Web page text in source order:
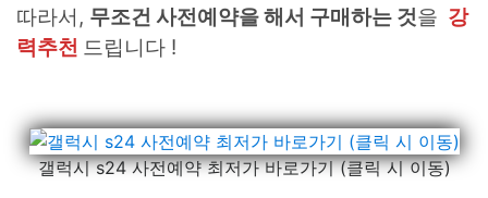
따라서, 무조건 사전예약을 해서 구매하는 것을 강
력추천 드립니다 !
갤럭시 s24 사전예약 최저가 바로가기 (클릭 시 이동)